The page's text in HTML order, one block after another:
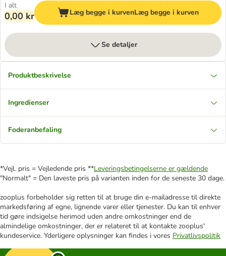
I alt
0,00 kr Læg begge i kurvenLæg begge i kurven
Se detaljer
Produktbeskrivelse
Ingredienser
Foderanbefaling
*Vejl. pris = Vejledende pris **Leveringsbetingelserne er gældende
"Normalt" = Den laveste pris på varianten inden for de seneste 30 dage.
zooplus forbeholder sig retten til at bruge din e-mailadresse til direkte
markedsføring af egne, lignende varer eller tjenester. Du kan til enhver
tid gøre indsigelse herimod uden andre omkostninger end de
almindelige omkostninger, der er relateret til at kontakte zooplus'
kundeservice. Yderligere oplysninger kan findes i vores Privatlivspolitik